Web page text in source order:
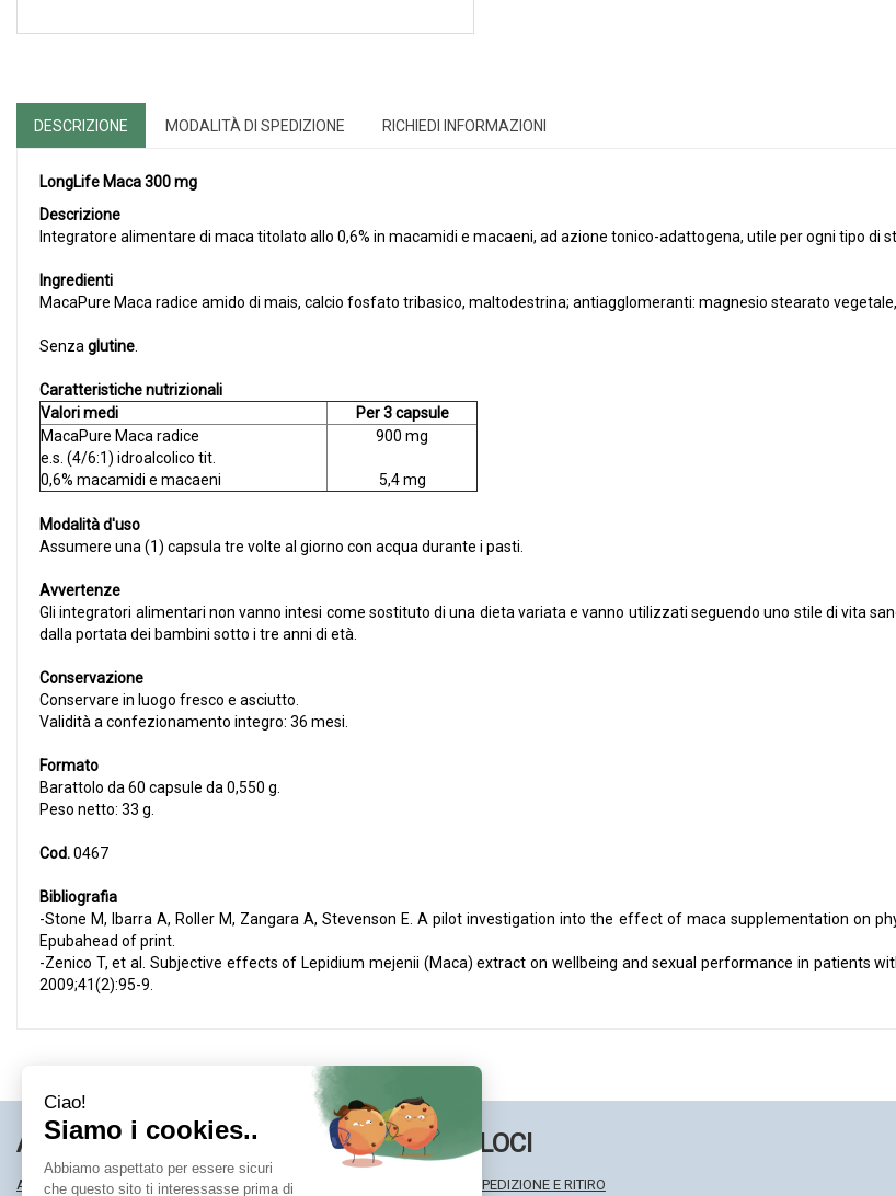
DESCRIZIONE MODALITÀ DI SPEDIZIONE RICHIEDI INFORMAZIONI
LongLife Maca 300 mg
Descrizione
Integratore alimentare di maca titolato allo 0,6% in macamidi e macaeni, ad azione tonico-adattogena, utile per ogni tipo di
Ingredienti
MacaPure Maca radice amido di mais, calcio fosfato tribasico, maltodestrina; antiagglomeranti: magnesio stearato
Senza glutine
Caratteristiche nutrizionali
Valori medi
Per 3 capsule
MacaPure Maca radice
e.s. (4/6:1) idroalcolico tit.
0,6% macamidi e macaeni
900 mg
5,4 mg
Modalità d'uso
Assumere una (1) capsula tre volte al giorno con acqua durante i pasti.
Avvertenze
Gli integratori alimentari non vanno intesi come sostituto di una dieta variata e vanno utilizzati seguendo uno stile di vita
dalla portata dei bambini sotto i tre anni di età.
Conservazione
Conservare in luogo fresco e asciutto.
Validità a confezionamento integro: 36 mesi.
Formato
Barattolo da 60 capsule da 0,550 g.
Peso netto: 33 g.
Cod.0467
Bibliografia
-Stone M, Ibarra A, Roller M, Zangara A, Stevenson E. A pilot investigation into the effect of maca supplementation on
Epubahead of print.
-Zenico T, et al. Subjective effects of Lepidium mejenii (Maca) extract on wellbeing and sexual performance in patients
2009;41(2):95-9.
AREA UTENTE
ACCEDI
LINK VELOCI
MODALITÀ DI SPEDIZIONE E RITIRO